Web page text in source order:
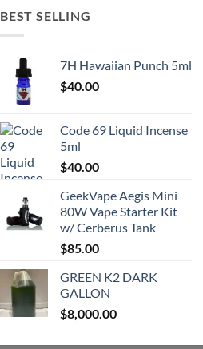
BEST SELLING
7H Hawaiian Punch 5ml
$40.00
Code 69 Liquid Incense
5ml
$40.00
GeekVape Aegis Mini
80W Vape Starter Kit
w/ Cerberus Tank
$85.00
GREEN K2 DARK
GALLON
$8,000.00